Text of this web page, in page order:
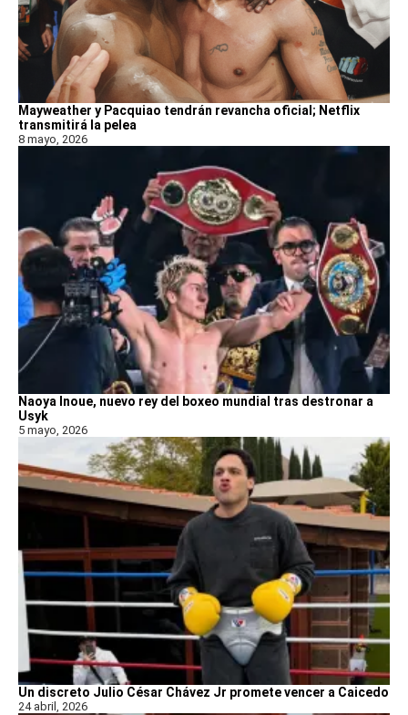
Mayweather y Pacquiao tendrán revancha oficial; Netflix
transmitirá la pelea
8 mayo, 2026
Naoya Inoue, nuevo rey del boxeo mundial tras destronar a
Usyk
5 mayo, 2026
Un discreto Julio César Chávez Jr promete vencer a Caicedo
24 abril, 2026